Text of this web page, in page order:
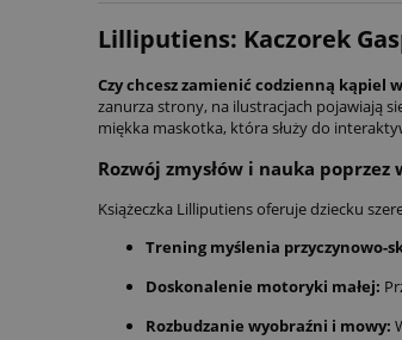
Lilliputiens: Kaczorek
Czy chcesz zamienić codzienną kąpiel
zanurza strony, na ilustracjach pojawiają
miękka maskotka, która służy do
Rozwój zmysłów i nauka poprzez
Książeczka Lilliputiens oferuje dziecku
Trening myślenia przyczynowo-
Doskonalenie motoryki małej:
Rozbudzanie wyobraźni i mowy: